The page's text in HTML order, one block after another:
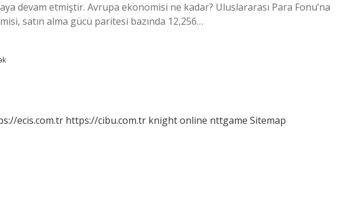
devam etmiştir. Avrupa ekonomisi ne kadar? Uluslararası Para Fonu’na
satın alma gücü paritesi bazında 12,256…
ecis.com.tr https://cibu.com.tr knight online nttgame Sitemap